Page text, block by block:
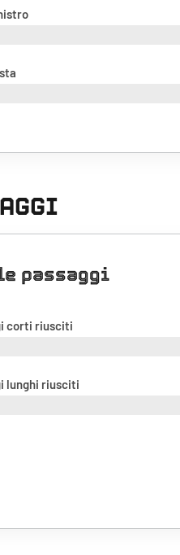
passaggi
corti riusciti
lunghi riusciti